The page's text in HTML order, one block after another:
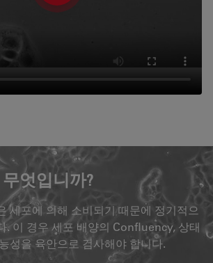
엇입니까?
세포에 의해 소비되기 때문에 정기적으
. 이 경우 세포 배양의 Confluency, 상태
성을 육안으로 검사해야 합니다.